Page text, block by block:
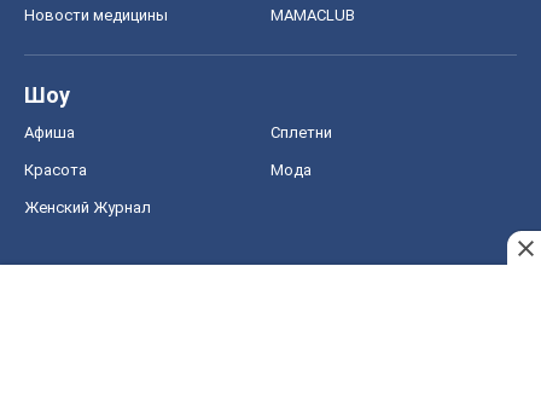
Новости медицины MAMACLUB
Шоу
Афиша Сплетни
Красота Мода
Женский Журнал